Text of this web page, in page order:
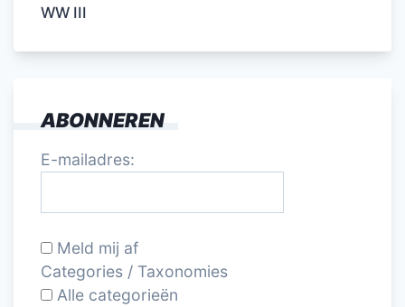
WW III
ABONNEREN
E-mailadres:
Meld mij af
Categories / Taxonomies
Alle categorieën